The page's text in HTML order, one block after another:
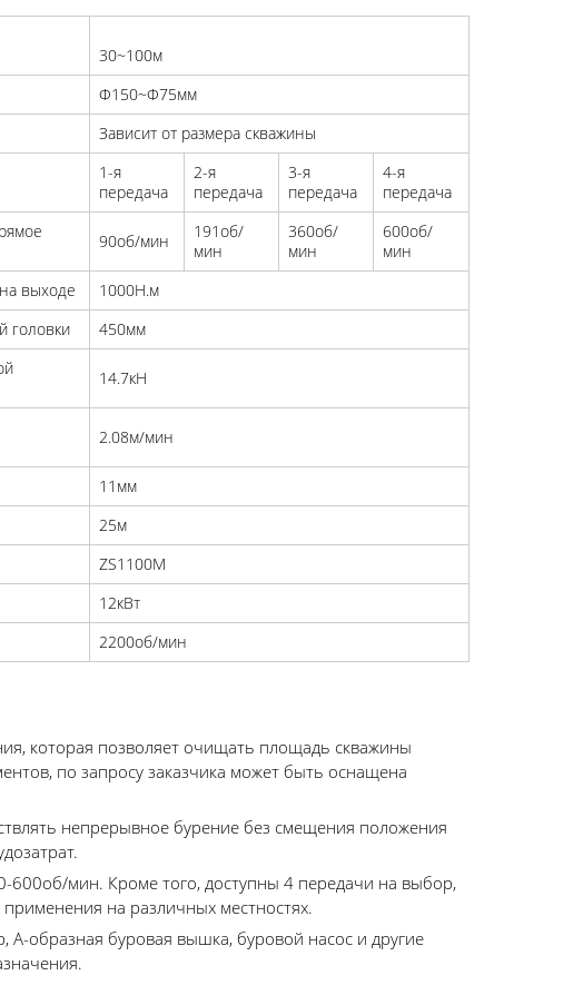
30~100м
Φ150~Φ75мм
Зависит от размера скважины
1-я
передача
2-я
передача
3-я
передача
4-я
передача
90об/мин
191об/
мин
360об/
мин
600об/
мин
выходе
1000Н.м
головки
450мм
14.7кН
2.08м/мин
11мм
25м
ZS1100M
12кВт
2200об/мин
которая позволяет очищать площадь скважины
по запросу заказчика может быть оснащена
непрерывное бурение без смещения положения
600об/мин. Кроме того, доступны 4 передачи на выбор,
на различных местностях.
А-образная буровая вышка, буровой насос и другие